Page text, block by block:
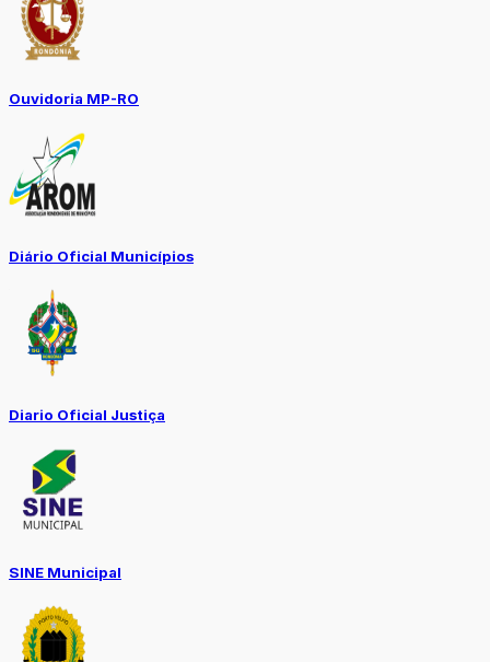
Ouvidoria MP-RO
Diário Oficial Municípios
Diario Oficial Justiça
SINE Municipal